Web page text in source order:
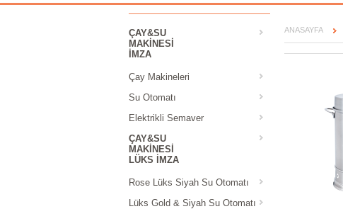
ÇAY&SU
MAKINESI
IMZA
Çay Makineleri
Su Otomatı
Elektrikli Semaver
ÇAY&SU
MAKINESI
LÜKS IMZA
Rose Lüks Siyah Su Otomatı
Lüks Gold & Siyah Su Otomatı
ANASAYFA